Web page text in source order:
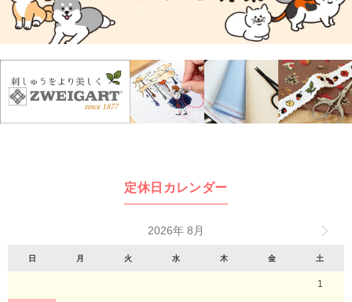
定休日カレンダー
2026年 8月
日 月 火 水 木 金 土
1